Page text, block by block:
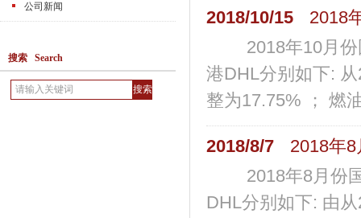
公司新闻
搜索 Search
2018/10/15
2018
2018年10月份国
港DHL分别如下:
整为17.75% ； 燃
2018/8/7
2018年
2018年8月份国
DHL分别如下: 由